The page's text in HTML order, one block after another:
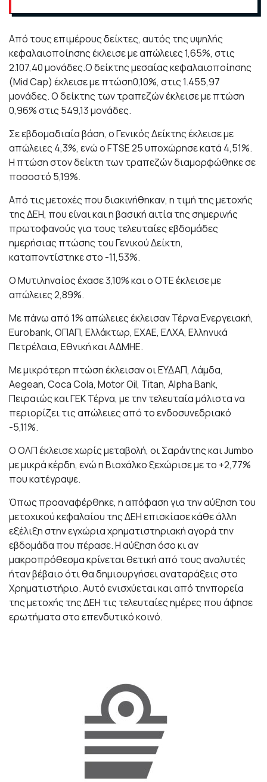
Από τους επιμέρους δείκτες, αυτός της υψηλής
κεφαλαιοποίησης έκλεισε με απώλειες 1,65%, στις
2.107,40 μονάδες.Ο δείκτης μεσαίας κεφαλαιοποίησης
(Mid Cap) έκλεισε με πτώση0,10%, στις 1.455,97
μονάδες. Ο δείκτης των τραπεζών έκλεισε με πτώση
0,96% στις 549,13 μονάδες.
Σε εβδομαδιαία βάση, ο Γενικός Δείκτης έκλεισε με
απώλειες 4,3%, ενώ ο FTSE 25 υποχώρησε κατά 4,51%.
Η πτώση στον δείκτη των τραπεζών διαμορφώθηκε σε
ποσοστό 5,19%.
Από τις μετοχές που διακινήθηκαν, η τιμή της μετοχής
της ΔΕΗ, που είναι και η βασική αιτία της σημερινής
πρωτοφανούς για τους τελευταίες εβδομάδες
ημερήσιας πτώσης του Γενικού Δείκτη,
καταποντίστηκε στο -11,53%.
Ο Μυτιληναίος έχασε 3,10% και ο ΟΤΕ έκλεισε με
απώλειες 2,89%.
Με πάνω από 1% απώλειες έκλεισαν Τέρνα Ενεργειακή,
Eurobank, ΟΠΑΠ, Ελλάκτωρ, ΕΧΑΕ, ΕΛΧΑ, Ελληνικά
Πετρέλαια, Εθνική και ΑΔΜΗΕ.
Με μικρότερη πτώση έκλεισαν οι ΕΥΔΑΠ, Λάμδα,
Aegean, Coca Cola, Motor Oil, Titan, Alpha Bank,
Πειραιώς και ΓΕΚ Τέρνα, με την τελευταία μάλιστα να
περιορίζει τις απώλειες από το ενδοσυνεδριακό
-5,11%.
Ο ΟΛΠ έκλεισε χωρίς μεταβολή, οι Σαράντης και Jumbo
με μικρά κέρδη, ενώ η Βιοχάλκο ξεχώρισε με το +2,77%
που κατέγραψε.
Όπως προαναφέρθηκε, ηαπόφαση για την αύξηση του
μετοχικού κεφαλαίου της ΔΕΗ επισκίασε κάθε άλλη
εξέλιξη στην εγχώρια χρηματιστηριακή αγορά την
εβδομάδα που πέρασε. Η αύξηση όσο κι αν
μακροπρόθεσμα κρίνεται θετική από τους αναλυτές
ήταν βέβαιο ότι θα δημιουργήσει αναταράξεις στο
Χρηματιστήριο. Αυτό ενισχύεται και από τηνπορεία
της μετοχής της ΔΕΗ τις τελευταίες ημέρες που άφησε
ερωτήματα στο επενδυτικό κοινό.